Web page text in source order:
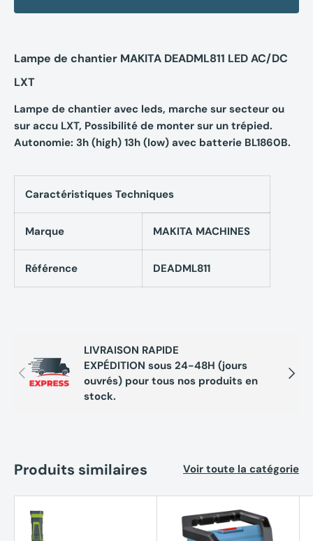
Lampe de chantier MAKITA DEADML811 LED AC/DC
LXT
Lampe de chantier avec leds, marche sur secteur ou
sur accu LXT, Possibilité de monter sur un trépied.
Autonomie: 3h (high) 13h (low) avec batterie BL1860B.
Caractéristiques Techniques
Marque MAKITA MACHINES
Référence DEADML811
Précédent
LIVRAISON RAPIDE
EXPÉDITION sous 24-48H (jours
ouvrés) pour tous nos produits en
stock.
Produits similaires Voir toute la catégorie